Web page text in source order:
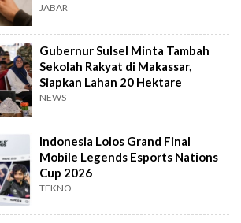
JABAR
Gubernur Sulsel Minta Tambah
Sekolah Rakyat di Makassar,
Siapkan Lahan 20 Hektare
NEWS
Indonesia Lolos Grand Final
Mobile Legends Esports Nations
Cup 2026
TEKNO